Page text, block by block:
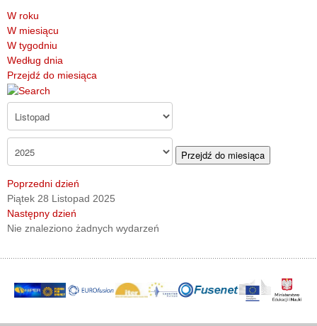
W roku
W miesiącu
W tygodniu
Według dnia
Przejdź do miesiąca
Przejdź do miesiąca
Poprzedni dzień
Piątek 28 Listopad 2025
Następny dzień
Nie znaleziono żadnych wydarzeń